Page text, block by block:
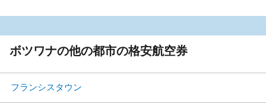
ボツワナの他の都市の格安航空券
フランシスタウン